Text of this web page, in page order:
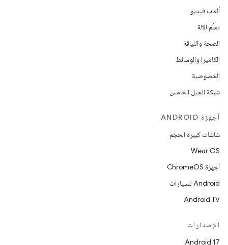
ألعاب فيديو
تعلُم الآلة
الصحة واللياقة
الكاميرا والوسائط
الخصوصية
شبكة الجيل الخامس
أجهزة ANDROID
شاشات كبيرة الحجم
Wear OS
أجهزة ChromeOS
Android للسيارات
Android TV
الإصدارات
Android 17